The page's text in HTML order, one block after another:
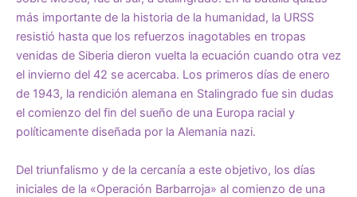
más importante de la historia de la humanidad, la URSS
resistió hasta que los refuerzos inagotables en tropas
venidas de Siberia dieron vuelta la ecuación cuando otra vez
el invierno del 42 se acercaba. Los primeros días de enero
de 1943, la rendición alemana en Stalingrado fue sin dudas
el comienzo del fin del sueño de una Europa racial y
políticamente diseñada por la Alemania nazi.
Del triunfalismo y de la cercanía a este objetivo, los días
iniciales de la «Operación Barbarroja» al comienzo de una